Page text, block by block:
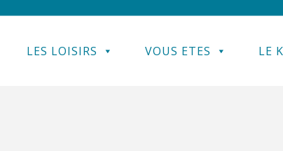
LES LOISIRS VOUS ETES LE